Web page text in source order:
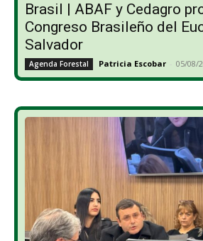
Brasil | ABAF y Cedagro
Congreso Brasileño del
Salvador
Agenda Forestal Patricia Escobar - 05/08/